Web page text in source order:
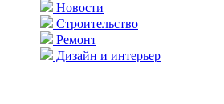
Новости
Строительство
Ремонт
Дизайн и интерьер